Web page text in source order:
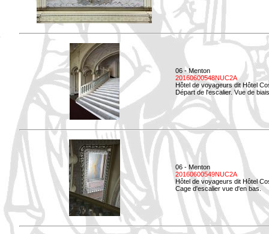
06 - Menton
20160600548NUC2A
Hôtel de voyageurs dit Hôtel
Départ de l'escalier. Vue de
06 - Menton
20160600549NUC2A
Hôtel de voyageurs dit Hôtel
Cage d'escalier vue d'en bas.